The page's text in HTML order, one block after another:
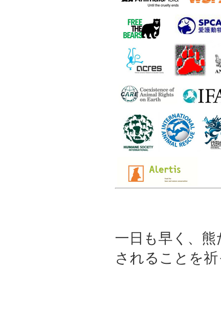
一日も早く、
されることを